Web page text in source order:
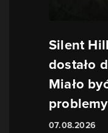
Silent
dostało
Miało
problemy
07.08.2026